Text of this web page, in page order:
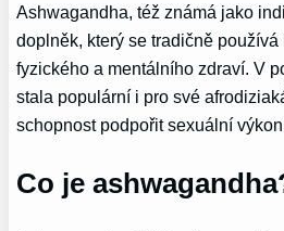
Ashwagandha, též známá jako
doplněk, který se tradičně
fyzického a mentálního zdraví. V
stala populární i pro své
schopnost podpořit sexuální
Co je